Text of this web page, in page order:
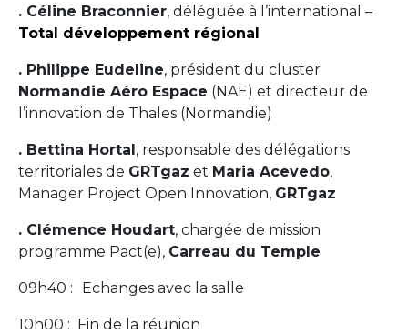
. Céline Braconnier, déléguée à l’international –
Total développement régional
. Philippe Eudeline, président du cluster
Normandie Aéro Espace (NAE) et directeur de
l’innovation de Thales (Normandie)
. Bettina Hortal, responsable des délégations
territoriales de GRTgaz et Maria Acevedo,
Manager Project Open Innovation, GRTgaz
. Clémence Houdart, chargée de mission
programme Pact(e), Carreau du Temple
09h40 : Echanges avec la salle
10h00 : Fin de la réunion